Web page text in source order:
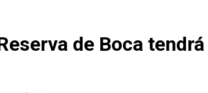
de Boca tendrá